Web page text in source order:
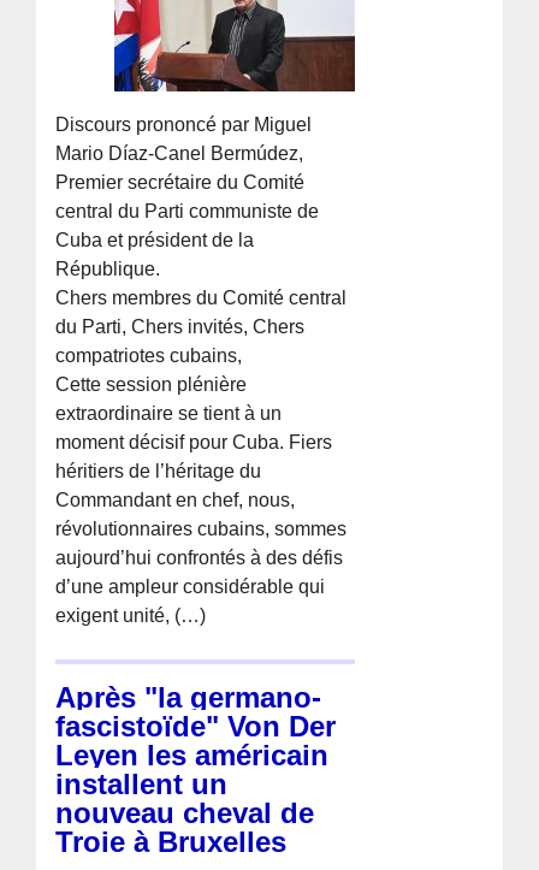
Discours prononcé par Miguel
Mario Díaz-Canel Bermúdez,
Premier secrétaire du Comité
central du Parti communiste de
Cuba et président de la
République.
Chers membres du Comité central
du Parti, Chers invités, Chers
compatriotes cubains,
Cette session plénière
extraordinaire se tient à un
moment décisif pour Cuba. Fiers
héritiers de l’héritage du
Commandant en chef, nous,
révolutionnaires cubains, sommes
aujourd’hui confrontés à des défis
d’une ampleur considérable qui
exigent unité, (…)
Après "la germano-
fascistoïde" Von Der
Leyen les américain
installent un
nouveau cheval de
Troie à Bruxelles